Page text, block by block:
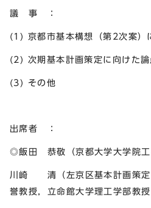
議 事 ：
(1) 京都市基本構想（第2
(2) 次期基本計画策定に向
(3) その他
出席者 ：
◎飯田 恭敬（京都大学大学院
川崎 清（左京区基本計画策定
誉教授，立命館大学理工学部教授